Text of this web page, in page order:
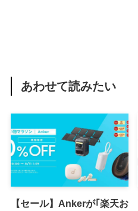
あわせて読みたい
【セール】Ankerが｢楽天お